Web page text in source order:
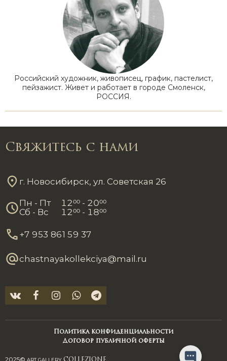
Российский художник, живописец, график, пастелист,
пейзажист. Живет и работает в городе Смоленск,
РОССИЯ.
Свяжитесь с нами
г. Новосибирск, ул. Советская 26
Пн - Пт 1200 - 2000
Сб - Вс
1200 - 1800
+7 953 861 59 37
chastnayakollekciya@mail.ru
Политика конфиденциальности
Договор публичной оферты
2025© ART GALLERY